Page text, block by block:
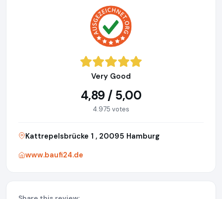
Very Good
4,89 / 5,00
4.975 votes
Kattrepelsbrücke 1 , 20095 Hamburg
www.baufi24.de